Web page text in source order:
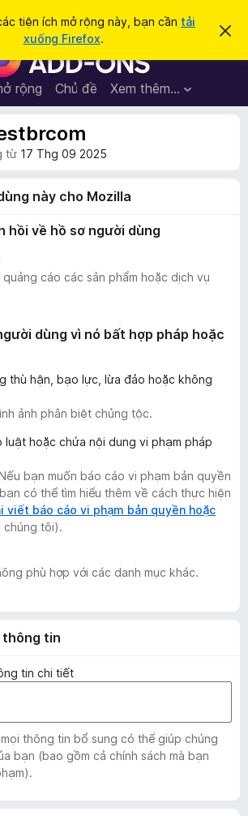
tiện ích mở rộng này, bạn cần tải
xuống Firefox.
B
h
T
i
ệ
n
c
r
d
ệ
F
r
e
o
x
rộng Chủ đề Xem thêm…
Đăng nhập
từ 17 Thg 09 2025
này cho Mozilla
hồi về hồ sơ người dùng
quảng cáo các sản phẩm hoặc dịch vụ
dùng vì nó bất hợp pháp hoặc
thù hận, bạo lực, lừa đảo hoặc không
ảnh phân biệt chủng tộc.
luật hoặc chứa nội dung vi phạm pháp
bạn muốn báo cáo vi phạm bản quyền
có thể tìm hiểu thêm về cách thực hiện
viết báo cáo vi phạm bản quyền hoặc
chúng tôi).
phù hợp với các danh mục khác.
thông tin
tin chi tiết
thông tin bổ sung có thể giúp chúng
bạn (bao gồm cả chính sách mà bạn